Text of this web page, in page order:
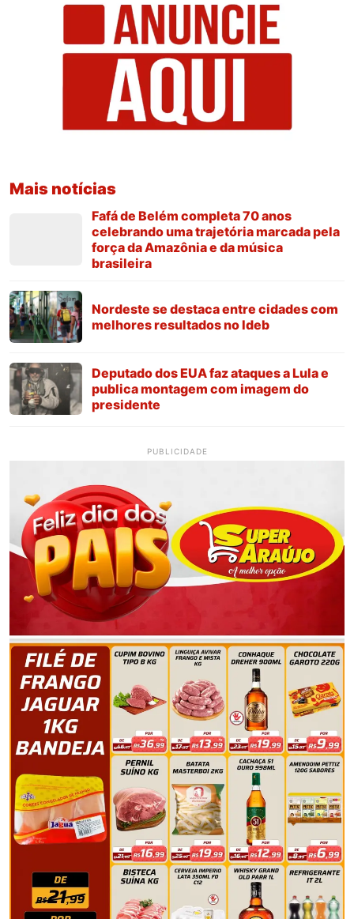
Mais notícias
Fafá de Belém completa 70 anos
celebrando uma trajetória marcada pela
força da Amazônia e da música
brasileira
Nordeste se destaca entre cidades com
melhores resultados no Ideb
Deputado dos EUA faz ataques a Lula e
publica montagem com imagem do
presidente
PUBLICIDADE